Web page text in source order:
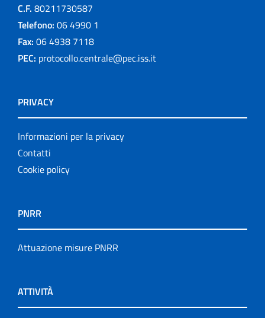
C.F. 80211730587
Telefono: 06 4990 1
Fax: 06 4938 7118
PEC: protocollo.centrale@pec.iss.it
PRIVACY
Informazioni per la privacy
Contatti
Cookie policy
PNRR
Attuazione misure PNRR
ATTIVITÀ